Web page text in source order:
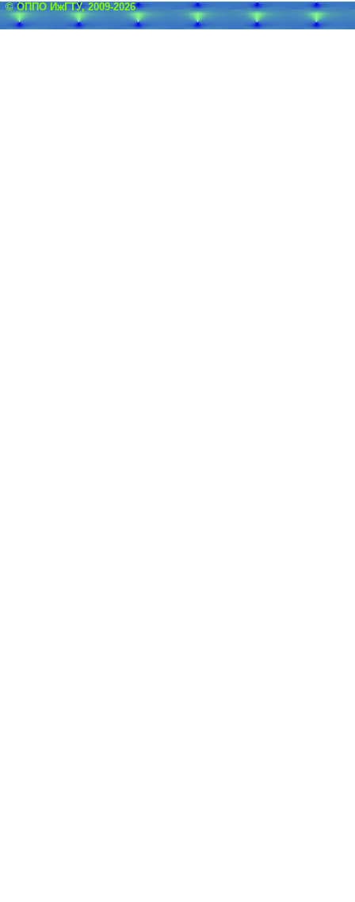
© ОППО ИжГТУ, 2009-2026